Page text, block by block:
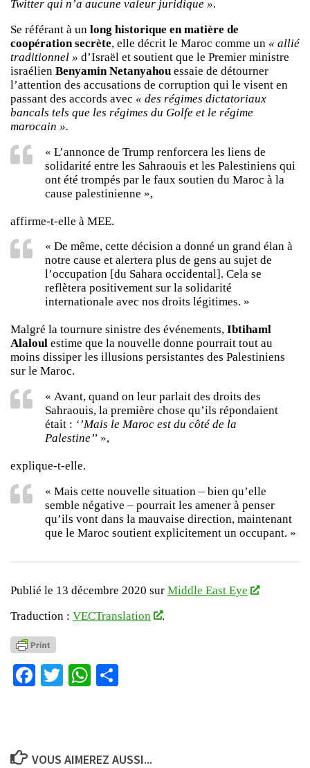
Twitter qui n’a aucune valeur juridique ».
Se référant à un long historique en matière de
coopération secrète, elle décrit le Maroc comme un « allié
traditionnel » d’Israël et soutient que le Premier ministre
israélien Benyamin Netanyahou essaie de détourner
l’attention des accusations de corruption qui le visent en
passant des accords avec « des régimes dictatoriaux
bancals tels que les régimes du Golfe et le régime
marocain ».
« L’annonce de Trump renforcera les liens de
solidarité entre les Sahraouis et les Palestiniens qui
ont été trompés par le faux soutien du Maroc à la
cause palestinienne »,
affirme-t-elle à MEE.
« De même, cette décision a donné un grand élan à
notre cause et alertera plus de gens au sujet de
l’occupation [du Sahara occidental]. Cela se
reflètera positivement sur la solidarité
internationale avec nos droits légitimes. »
Malgré la tournure sinistre des événements, Ibtihaml
Alaloul estime que la nouvelle donne pourrait tout au
moins dissiper les illusions persistantes des Palestiniens
sur le Maroc.
« Avant, quand on leur parlait des droits des
Sahraouis, la première chose qu’ils répondaient
était : ‘’Mais le Maroc est du côté de la
Palestine’’ »,
explique-t-elle.
« Mais cette nouvelle situation – bien qu’elle
semble négative – pourrait les amener à penser
qu’ils vont dans la mauvaise direction, maintenant
que le Maroc soutient explicitement un occupant. »
Publié le 13 décembre 2020 sur Middle East Eye
Traduction : VECTranslation .
Facebook
TwitterWhatsApp
VOUS AIMEREZ AUSSI...